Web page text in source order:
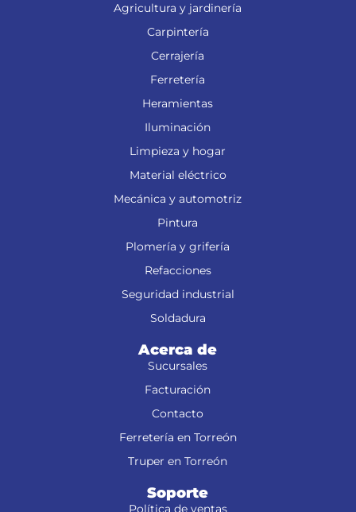
Agricultura y jardinería
Carpintería
Cerrajería
Ferretería
Heramientas
Iluminación
Limpieza y hogar
Material eléctrico
Mecánica y automotriz
Pintura
Plomería y grifería
Refacciones
Seguridad industrial
Soldadura
Acerca de
Sucursales
Facturación
Contacto
Ferretería en Torreón
Truper en Torreón
Soporte
Política de ventas